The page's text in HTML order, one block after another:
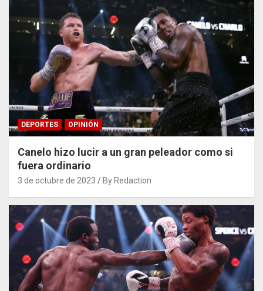
DEPORTES OPINIÓN
Canelo hizo lucir a un gran peleador como si
fuera ordinario
3 de octubre de 2023 By Redaction